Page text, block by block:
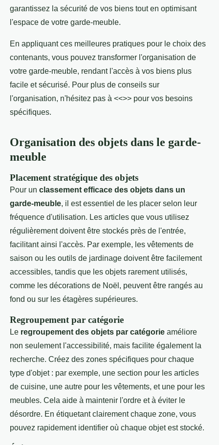
garantissez la sécurité de vos biens tout en optimisant
l'espace de votre garde-meuble.
En appliquant ces meilleures pratiques pour le choix des
contenants, vous pouvez transformer l'organisation de
votre garde-meuble, rendant l'accès à vos biens plus
facile et sécurisé. Pour plus de conseils sur
l'organisation, n'hésitez pas à <<>> pour vos besoins
spécifiques.
Organisation des objets dans le garde-
meuble
Placement stratégique des objets
Pour un classement efficace des objets dans un
garde-meuble, il est essentiel de les placer selon leur
fréquence d'utilisation. Les articles que vous utilisez
régulièrement doivent être stockés près de l'entrée,
facilitant ainsi l'accès. Par exemple, les vêtements de
saison ou les outils de jardinage doivent être facilement
accessibles, tandis que les objets rarement utilisés,
comme les décorations de Noël, peuvent être rangés au
fond ou sur les étagères supérieures.
Regroupement par catégorie
Le regroupement des objets par catégorie améliore
non seulement l'accessibilité, mais facilite également la
recherche. Créez des zones spécifiques pour chaque
type d'objet : par exemple, une section pour les articles
de cuisine, une autre pour les vêtements, et une pour les
meubles. Cela aide à maintenir l'ordre et à éviter le
désordre. En étiquetant clairement chaque zone, vous
pouvez rapidement identifier où chaque objet est stocké.